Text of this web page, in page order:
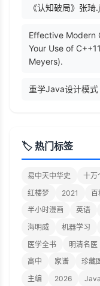
《认知破局》张琦
Effective Modern
Your Use of
Meyers).
重学Java设计模
🏷️ 热门标签
易中天中华史 十万
红楼梦
2021 百
半小时漫画
英语
海明威
机器学习
医学全书
明清名医
高中
家谱 珍藏
主编
2026 Java